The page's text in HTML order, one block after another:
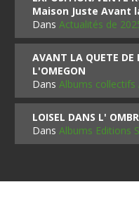
Maison Juste Avant
DansActualités de
AVANT LA QUETE DE
L'OMEGON
DansAlbums collectifs
LOISEL DANS L'
DansAlbums Editions